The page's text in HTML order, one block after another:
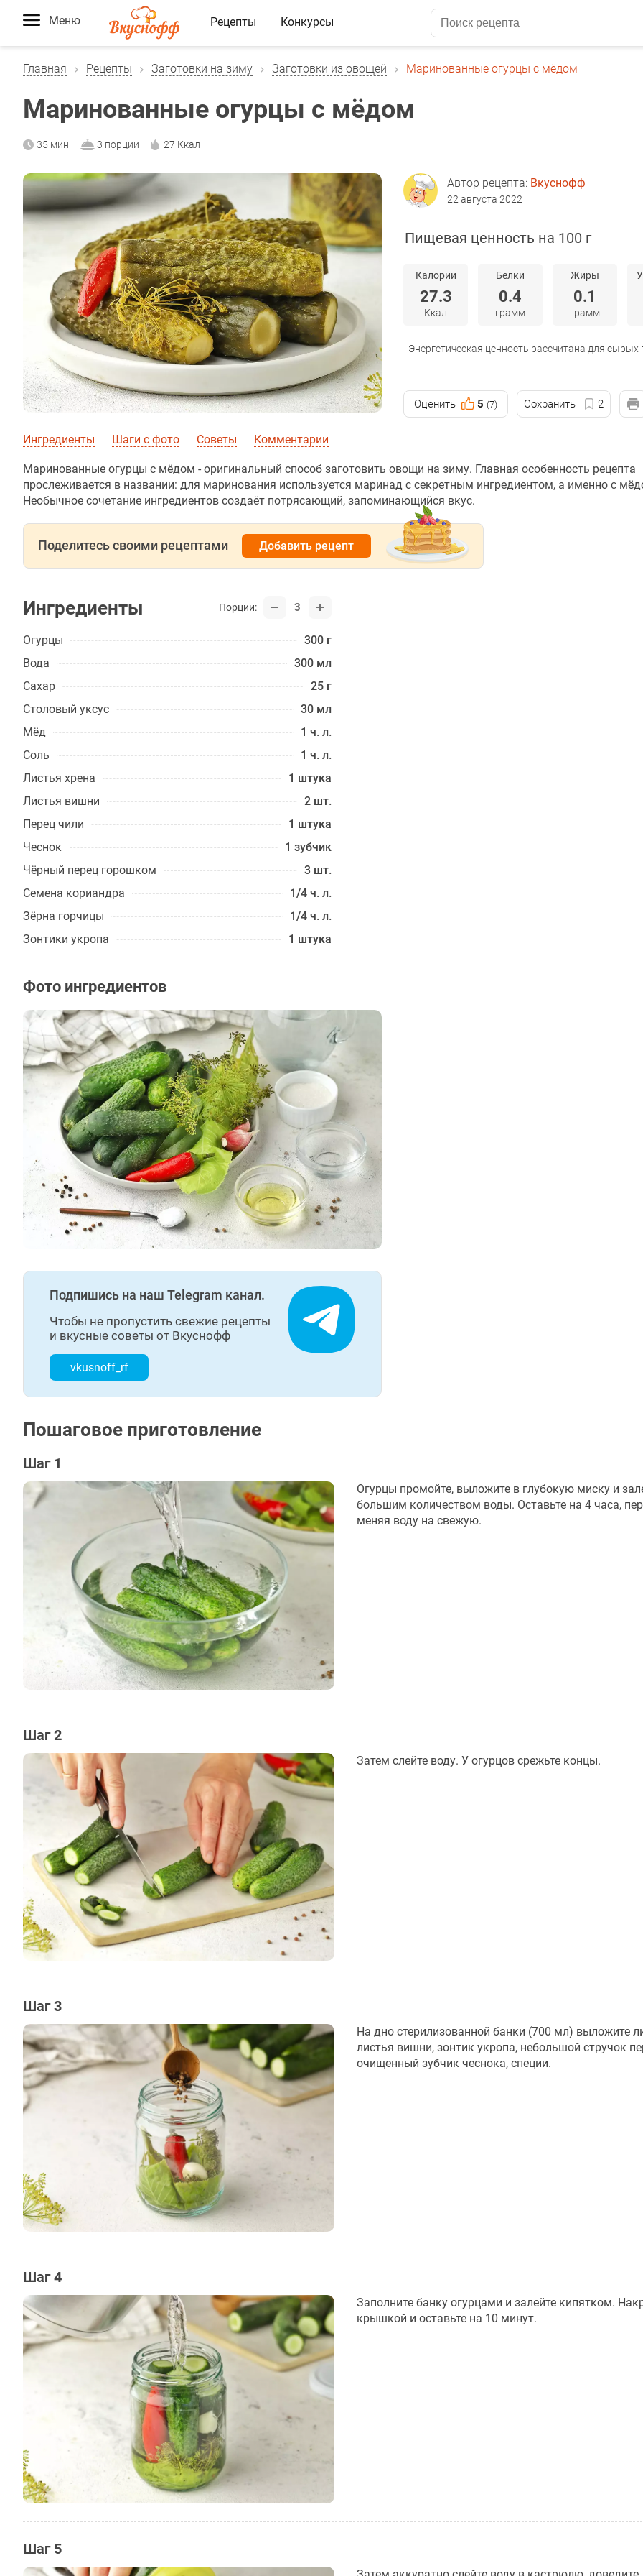
Меню Рецепты Конкурсы
Главная Рецепты Заготовки на зиму Заготовки из овощей Маринованные огурцы с мёдом
Маринованные огурцы с мёдом
35 мин 3 порции 27 Ккал
Автор рецепта: Вкуснофф
22 августа 2022
Пищевая ценность на 100 г
Калории
27.3
Ккал
Белки
0.4
грамм
Жиры
0.1
грамм
Энергетическая ценность рассчитана для сырых
Оценить 5 (7) Сохранить 2
Ингредиенты Шаги с фото Советы Комментарии
Маринованные огурцы с мёдом - оригинальный способ заготовить овощи на зиму. Главная особенность рецепта
прослеживается в названии: для маринования используется маринад с секретным ингредиентом, а именно с
Необычное сочетание ингредиентов создаёт потрясающий, запоминающийся вкус.
Поделитесь своими рецептами Добавить рецепт
Ингредиенты Порции: 3
Огурцы
300 г
Вода
300 мл
Сахар
25 г
Столовый уксус
30 мл
Мёд
1 ч. л.
Соль
1 ч. л.
Листья хрена
1 штука
Листья вишни
2 шт.
Перец чили
1 штука
Чеснок
1 зубчик
Чёрный перец горошком
3 шт.
Семена кориандра
1/4 ч. л.
Зёрна горчицы
1/4 ч. л.
Зонтики укропа
1 штука
Фото ингредиентов
Подпишись на наш Telegram канал.
Чтобы не пропустить свежие рецепты
и вкусные советы от Вкуснофф
vkusnoff_rf
Пошаговое приготовление
Шаг 1
Огурцы промойте, выложите в глубокую миску и
большим количеством воды. Оставьте на 4 часа,
меняя воду на свежую.
Шаг 2
Затем слейте воду. У огурцов срежьте концы.
Шаг 3
На дно стерилизованной банки (700 мл) выложите
листья вишни, зонтик укропа, небольшой стручок
очищенный зубчик чеснока, специи.
Шаг 4
Заполните банку огурцами и залейте кипятком.
крышкой и оставьте на 10 минут.
Шаг 5